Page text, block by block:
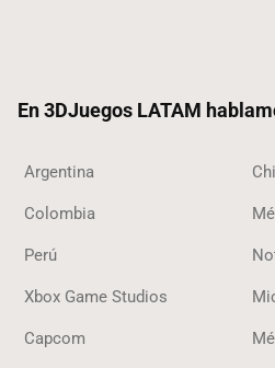
En 3DJuegos LATAM
Argentina
Colombia
Perú
Xbox Game Studios
Capcom